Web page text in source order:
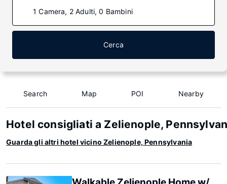
1 Camera, 2 Adulti, 0 Bambini
Cerca
Search Map POI Nearby
Hotel consigliati a Zelienople,
Guarda gli altri hotel vicino Zelienople, Pennsylvania